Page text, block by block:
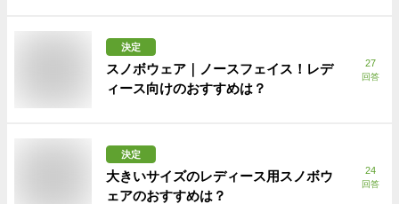
決定
スノボウェア｜ノースフェイス！レデ
ィース向けのおすすめは？
27
回答
決定
大きいサイズのレディース用スノボウ
ェアのおすすめは？
24
回答